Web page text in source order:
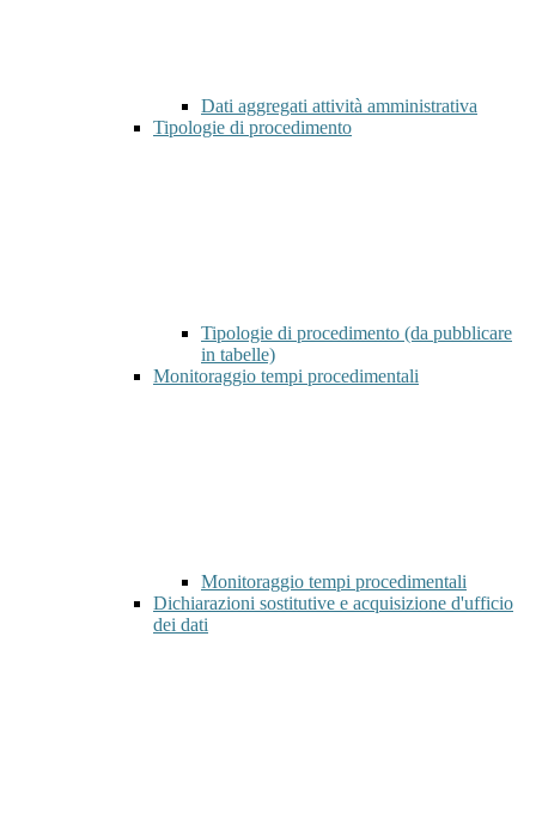
Dati aggregati attività amministrativa
Tipologie di procedimento
Tipologie di procedimento (da pubblicare
in tabelle)
Monitoraggio tempi procedimentali
Monitoraggio tempi procedimentali
Dichiarazioni sostitutive e acquisizione d'ufficio
dei dati